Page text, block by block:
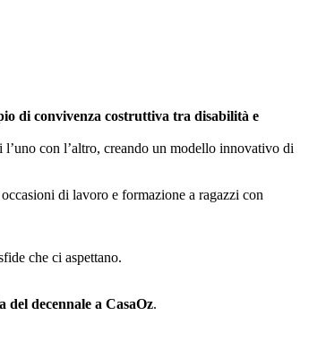
di convivenza costruttiva tra disabilità e
con l’altro, creando un modello innovativo di
di lavoro e formazione a ragazzi con
che ci aspettano.
del decennale a CasaOz.